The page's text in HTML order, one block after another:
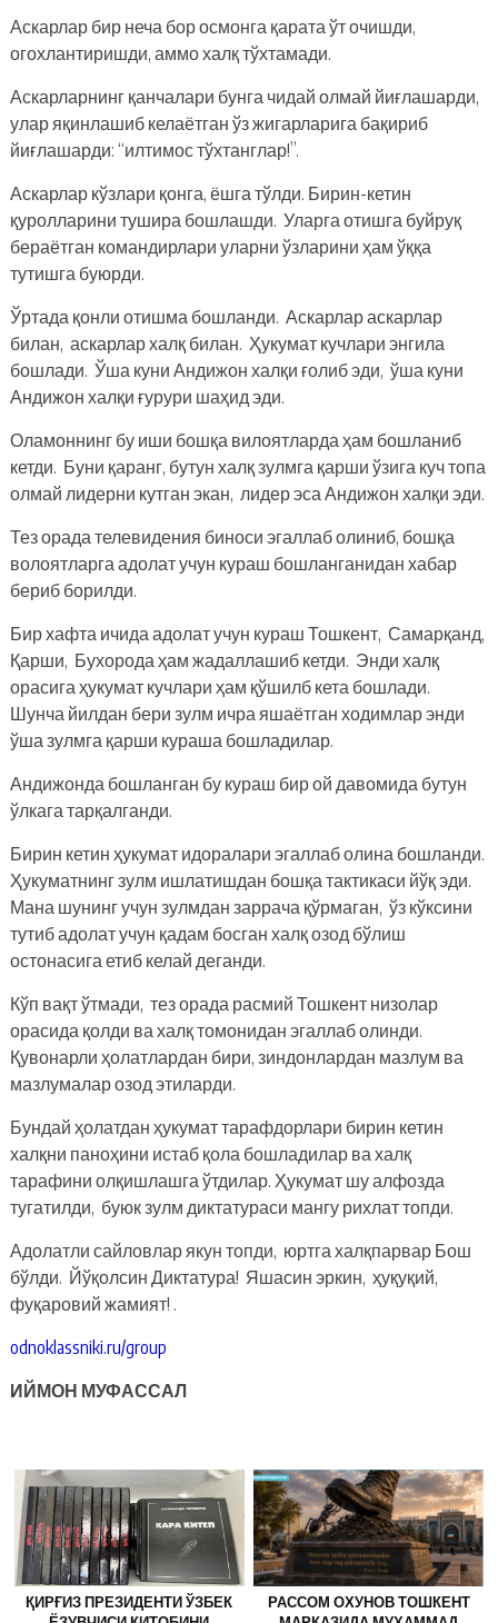
Аскарлар бир неча бор осмонга қарата ўт очишди,
огохлантиришди, аммо халқ тўхтамади.
Аскарларнинг қанчалари бунга чидай олмай йиғлашарди,
улар яқинлашиб келаётган ўз жигарларига бақириб
йиғлашарди: “илтимос тўхтанглар!”.
Аскарлар кўзлари қонга, ёшга тўлди. Бирин-кетин
қуролларини тушира бошлашди. Уларга отишга буйруқ
бераётган командирлари уларни ўзларини ҳам ўққа
тутишга буюрди.
Ўртада қонли отишма бошланди. Аскарлар аскарлар
билан, аскарлар халқ билан. Ҳукумат кучлари энгила
бошлади. Ўша куни Андижон халқи ғолиб эди, ўша куни
Андижон халқи ғурури шаҳид эди.
Оламоннинг бу иши бошқа вилоятларда ҳам бошланиб
кетди. Буни қаранг, бутун халқ зулмга қарши ўзига куч топа
олмай лидерни кутган экан, лидер эса Андижон халқи эди.
Тез орада телевидения биноси эгаллаб олиниб, бошқа
волоятларга адолат учун кураш бошланганидан хабар
бериб борилди.
Бир хафта ичида адолат учун кураш Тошкент, Самарқанд,
Қарши, Бухорода ҳам жадаллашиб кетди. Энди халқ
орасига ҳукумат кучлари ҳам қўшилб кета бошлади.
Шунча йилдан бери зулм ичра яшаётган ходимлар энди
ўша зулмга қарши кураша бошладилар.
Андижонда бошланган бу кураш бир ой давомида бутун
ўлкага тарқалганди.
Бирин кетин ҳукумат идоралари эгаллаб олина бошланди.
Ҳукуматнинг зулм ишлатишдан бошқа тактикаси йўқ эди.
Мана шунинг учун зулмдан заррача қўрмаган, ўз кўксини
тутиб адолат учун қадам босган халқ озод бўлиш
остонасига етиб келай деганди.
Кўп вақт ўтмади, тез орада расмий Тошкент низолар
орасида қолди ва халқ томонидан эгаллаб олинди.
Қувонарли ҳолатлардан бири, зиндонлардан мазлум ва
мазлумалар озод этиларди.
Бундай ҳолатдан ҳукумат тарафдорлари бирин кетин
халқни паноҳини истаб қола бошладилар ва халқ
тарафини олқишлашга ўтдилар. Ҳукумат шу алфозда
тугатилди, буюк зулм диктатураси мангу рихлат топди.
Адолатли сайловлар якун топди, юртга халқпарвар Бош
бўлди. Йўқолсин Диктатура! Яшасин эркин, ҳуқуқий,
фуқаровий жамият! .
odnoklassniki.ru/group
ИЙМОН МУФАССАЛ
ҚИРҒИЗ ПРЕЗИДЕНТИ ЎЗБЕК
РАССОМ ОХУНОВ ТОШКЕНТ